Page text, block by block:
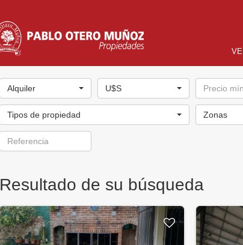
Alquiler U$S
Tipos de propiedad Zonas
Resultado de su búsqueda